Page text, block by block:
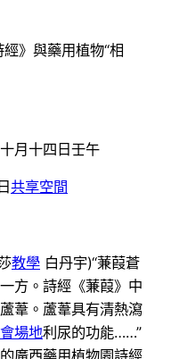
》與藥用植物“相
月十四日壬午
共享空間
教學 白丹宇)“蒹葭蒼
方。詩經《蒹葭》中
葦。蘆葦具有清熱瀉
場地利尿的功能……”
廣西藥用植物園詩經